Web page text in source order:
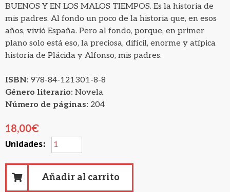
BUENOS Y EN LOS MALOS TIEMPOS. Es la historia de
mis padres. Al fondo un poco de la historia que, en esos
años, vivió España. Pero al fondo, porque, en primer
plano solo está eso, la preciosa, difícil, enorme y atípica
historia de Plácida y Alfonso, mis padres.
ISBN: 978-84-121301-8-8
Género literario: Novela
Número de páginas: 204
18,00€
Añadir al carrito